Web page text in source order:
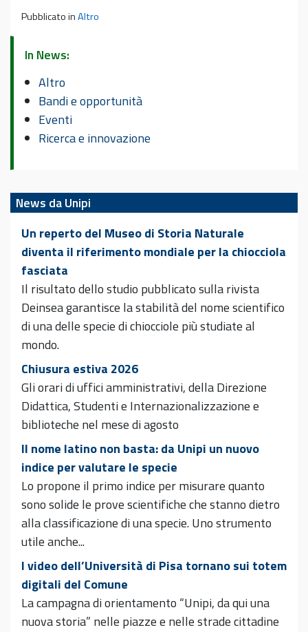
Pubblicato inAltro
In News:
Altro
Bandi e opportunità
Eventi
Ricerca e innovazione
News da Unipi
Un reperto del Museo di Storia Naturale
diventa il riferimento mondiale per la chiocciola
fasciata
Il risultato dello studio pubblicato sulla rivista
Deinsea garantisce la stabilità del nome scientifico
di una delle specie di chiocciole più studiate al
mondo.
Chiusura estiva 2026
Gli orari di uffici amministrativi, della Direzione
Didattica, Studenti e Internazionalizzazione e
biblioteche nel mese di agosto
Il nome latino non basta: da Unipi un nuovo
indice per valutare le specie
Lo propone il primo indice per misurare quanto
sono solide le prove scientifiche che stanno dietro
alla classificazione di una specie. Uno strumento
utile anche...
I video dell’Università di Pisa tornano sui totem
digitali del Comune
La campagna di orientamento “Unipi, da qui una
nuova storia” nelle piazze e nelle strade cittadine